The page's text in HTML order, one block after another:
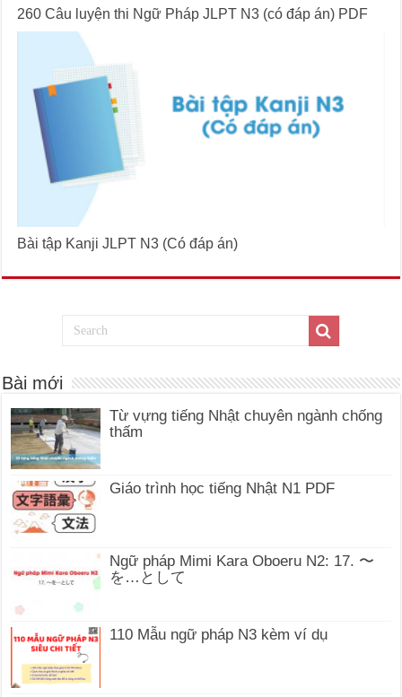
260 Câu luyện thi Ngữ Pháp JLPT N3 (có đáp án) PDF
Bài tập Kanji JLPT N3 (Có đáp án)
Bài mới
Từ vựng tiếng Nhật chuyên ngành chống
thấm
Giáo trình học tiếng Nhật N1 PDF
Ngữ pháp Mimi Kara Oboeru N2: 17. 〜
を…として
110 Mẫu ngữ pháp N3 kèm ví dụ